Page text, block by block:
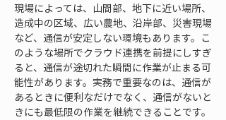
現場によっては、山間部、地下に近い場所、
造成中の区域、広い農地、沿岸部、災害現場
など、通信が安定しない環境もあります。こ
のような場所でクラウド連携を前提にしすぎ
ると、通信が途切れた瞬間に作業が止まる可
能性があります。実務で重要なのは、通信が
あるときに便利なだけでなく、通信がないと
きにも最低限の作業を継続できることです。